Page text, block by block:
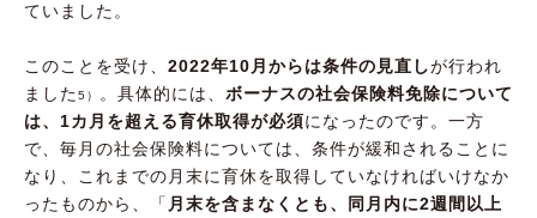
ていました。
このことを受け、 2022年10月からは条件の見直しが行われ
ました5） 。具体的には、 ボーナスの社会保険料免除について
は、1カ月を超える育休取得が必須になったのです。一方
で、毎月の社会保険料については、条件が緩和されることに
なり、これまでの月末に育休を取得していなければいけなか
ったものから、「 月末を含まなくとも、同月内に2週間以上